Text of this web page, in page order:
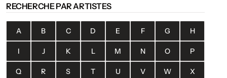
RECHERCHE PAR ARTISTES
A B C D E F G H
I J K L M N O P
Q R S T U V W X